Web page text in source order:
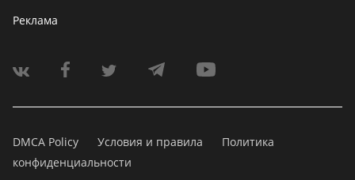
Реклама
DMCA Policy Условия и правила
Политика
конфиденциальности